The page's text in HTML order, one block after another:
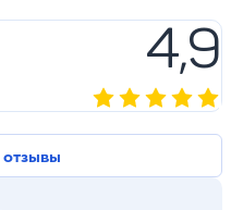
отзывы
4,9